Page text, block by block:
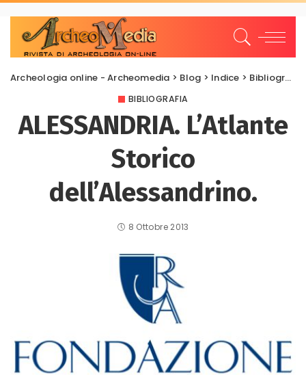
Archeologia online - Archeomedia > Blog > Indice > Bibliografia
BIBLIOGRAFIA
ALESSANDRIA. L’Atlante
Storico
dell’Alessandrino.
8 Ottobre 2013